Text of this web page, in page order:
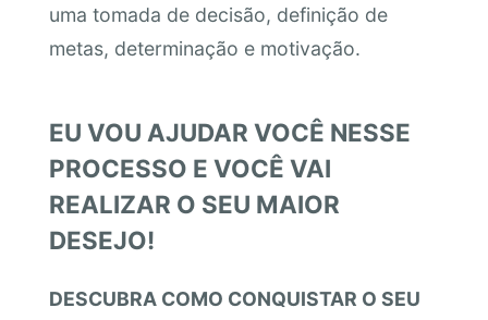
uma tomada de decisão, definição de
metas, determinação e motivação.
EU VOU AJUDAR VOCÊ NESSE
PROCESSO E VOCÊ VAI
REALIZAR O SEU MAIOR
DESEJO!
DESCUBRA COMO CONQUISTAR O SEU